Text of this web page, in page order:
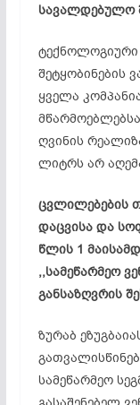
სავალდებულო
ტექნოლოგიური
შეტყობინების
ყველა
ღვინის
ლიტრს არ
ცვლილებების
დაცვისა და
წლის 1
,,სამეწარმეო
განსაზღვრის
ზურაბ
სამეწარმეო